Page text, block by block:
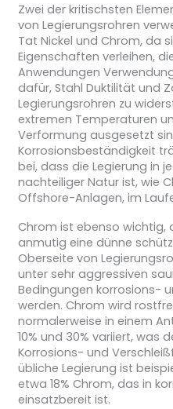
Zwei der kritischsten
von Legierungsrohren
Tat Nickel und Chrom, da
Eigenschaften verleihen,
Anwendungen
dafür, Stahl Duktilität und
Legierungsrohren zu
extremen Temperaturen
Verformung ausgesetzt
Korrosionsbeständigkeit
bei, dass die Legierung in
nachteiliger Natur ist, wie
Offshore-Anlagen, im
Chrom ist ebenso wichtig,
anmutig eine dünne
Oberseite von
unter sehr aggressiven
Bedingungen korrosions-
werden. Chrom wird
normalerweise in einem
10% und 30% variiert, was
Korrosions- und
übliche Legierung ist
etwa 18% Chrom, das in
einsatzbereit ist.